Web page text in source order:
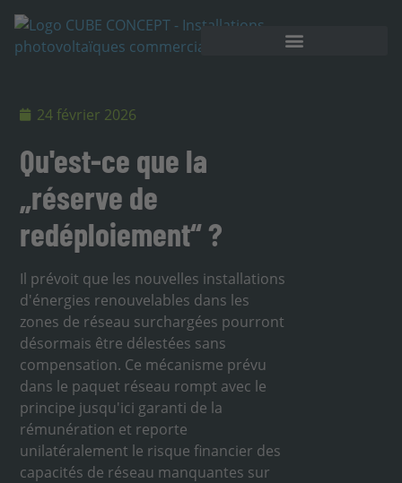
24 février 2026
Qu'est-ce que la
„réserve de
redéploiement“ ?
Il prévoit que les nouvelles installations
d'énergies renouvelables dans les
zones de réseau surchargées pourront
désormais être délestées sans
compensation. Ce mécanisme prévu
dans le paquet réseau rompt avec le
principe jusqu'ici garanti de la
rémunération et reporte
unilatéralement le risque financier des
capacités de réseau manquantes sur